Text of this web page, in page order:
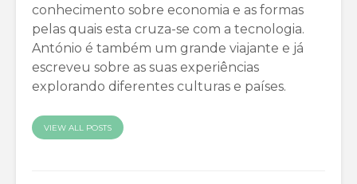
conhecimento sobre economia e as formas
pelas quais esta cruza-se com a tecnologia.
António é também um grande viajante e já
escreveu sobre as suas experiências
explorando diferentes culturas e países.
VIEW ALL POSTS